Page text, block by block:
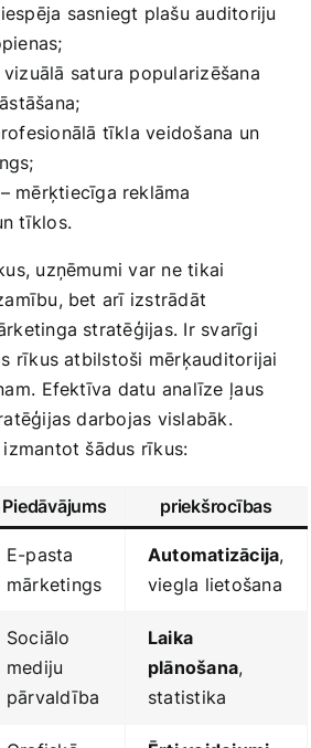
sasniegt​ plašu auditoriju
vizuālā satura popularizēšana
tīkla veidošana un
– mērķtiecīga​ reklāma⁣
tīklos.
uzņēmumi var ‍ne tikai
bet arī izstrādāt
stratēģijas. Ir svarīgi
rīkus atbilstoši mērķauditorijai
Efektīva datu analīze ⁣ļaus
darbojas vislabāk.
šādus rīkus:
Piedāvājums priekšrocības
E-pasta
mārketings
Automatizācija,
viegla lietošana
Sociālo
mediju
pārvaldība
Laika
plānošana,
statistika